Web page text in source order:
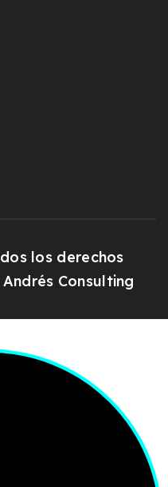
los derechos
Andrés Consulting